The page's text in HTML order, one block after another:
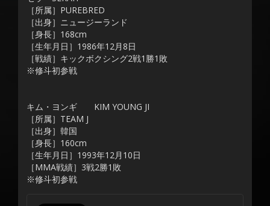
［所属］PUREBRED
［出身］ニュージーランド
［身長］168cm
［生年月日］1986年12月8日
［戦績］キックボクシング2戦1勝1敗
※修斗初参戦
キム・ヨンギ KIM YOUNG JI
［所属］TEAM J
［出身］韓国
［身長］160cm
［生年月日］1993年12月10日
［MMA戦績］3戦2勝1敗
※修斗初参戦